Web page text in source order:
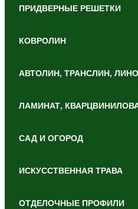
ПРИДВЕРНЫЕ РЕШЕТКИ
КОВРОЛИН
АВТОЛИН, ТРАНСЛИН,
ЛАМИНАТ,
САД И ОГОРОД
ИСКУССТВЕННАЯ ТРАВА
ОТДЕЛОЧНЫЕ ПРОФИЛИ